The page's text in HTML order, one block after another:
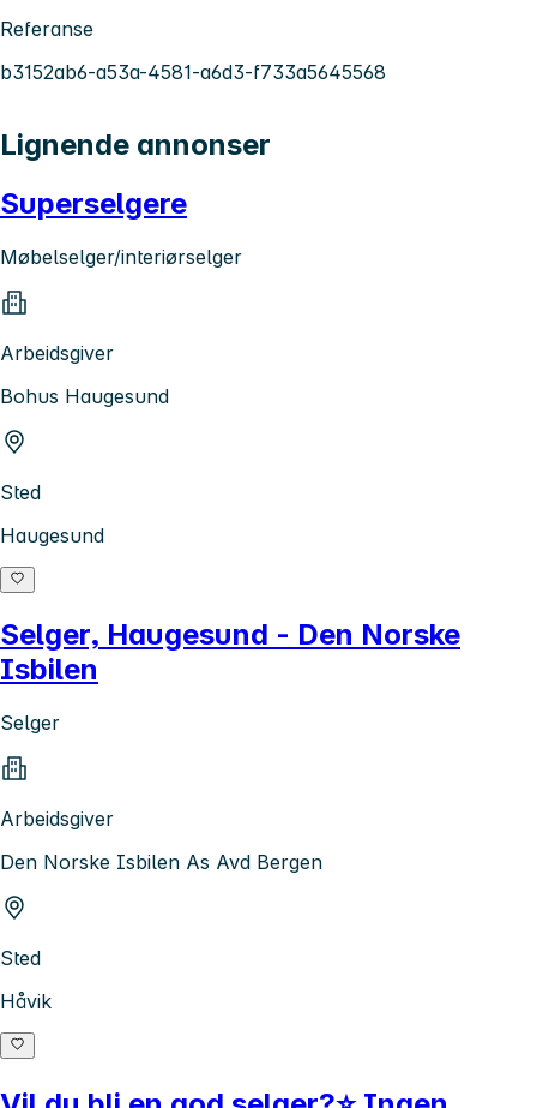
Referanse
b3152ab6-a53a-4581-a6d3-f733a5645568
Lignende annonser
Superselgere
Møbelselger/interiørselger
Arbeidsgiver
Bohus Haugesund
Sted
Haugesund
Selger, Haugesund - Den Norske
Isbilen
Selger
Arbeidsgiver
Den Norske Isbilen As Avd Bergen
Sted
Håvik